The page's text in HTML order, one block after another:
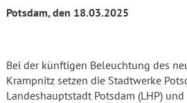
Potsdam, den 18.03.2025
Bei der künftigen Beleuchtung des
Krampnitz setzen die Stadtwerke
Landeshauptstadt Potsdam (LHP)